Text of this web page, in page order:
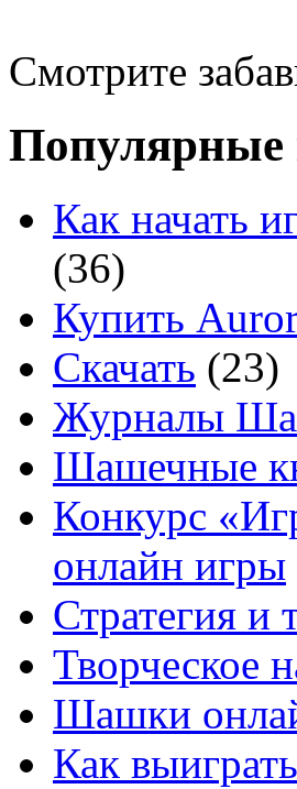
Смотрите
Популярные
Как начать
(36)
Купить
Скачать (23)
Журналы
Шашечные
Конкурс
онлайн игры
Стратегия и
Творческое
Шашки
Как